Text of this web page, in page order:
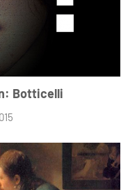
Botticelli